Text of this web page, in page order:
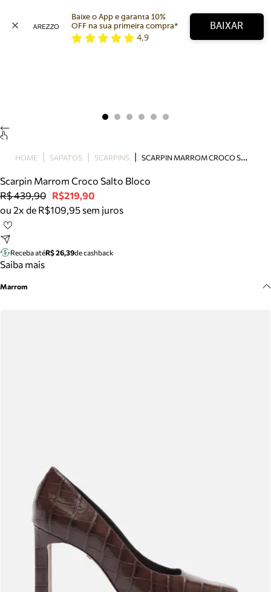
Bolsa
Tamanco
Tênis
Mule
Tire dúvidas sobre pedidos, devoluções e mais.
Baixe o App e garanta 10%
OFF na sua primeira compra*
4,9
BAIXAR
HOME SAPATOS SCARPINS S
CARPIN MARROM CROCO SALTO BLOCO
Scarpin Marrom Croco Salto Bloco
R$ 439,90 R$219,90
ou 2x de R$109,95 sem juros
Receba atéR$ 26,39de cashback
Saiba mais
Marrom